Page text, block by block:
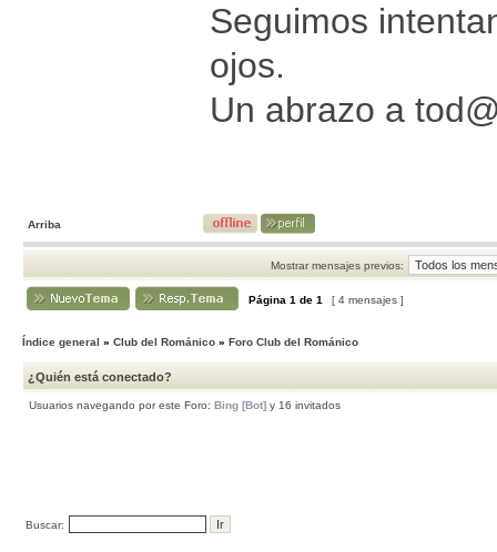
Seguimos
ojos.
Un abrazo a
Arriba
Mostrar mensajes previos:
Página 1 de 1 [ 4 mensajes ]
Índice general » Club del Románico » Foro Club del Románico
¿Quién está conectado?
Usuarios navegando por este Foro: Bing [Bot] y 16 invitados
Buscar: